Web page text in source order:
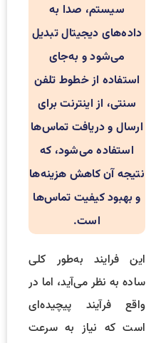
سیستم، صدا به
داده‌های دیجیتال تبدیل
می‌شود و به‌جای
استفاده از خطوط تلفن
سنتی، از اینترنت برای
ارسال و دریافت تماس‌ها
استفاده می‌شود، که
نتیجه آن کاهش هزینه‌ها
و بهبود کیفیت تماس‌ها
است.
این فرایند به‌طور کلی
ساده به نظر می‌آید، اما در
واقع فرآیند پیچیده‌ای
است که نیاز به سرعت